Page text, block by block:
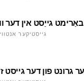
גייַסט אין דער
גייסטיקער
גרונט פון דער גייסט